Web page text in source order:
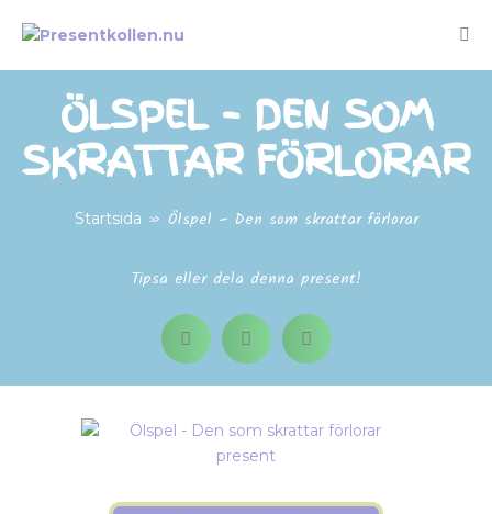
ÖLSPEL – DEN SOM
SKRATTAR FÖRLORAR
Startsida » Ölspel – Den som skrattar förlorar
Tipsa eller dela denna present!